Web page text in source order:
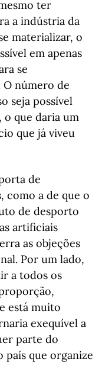
ter
a indústria da
materializar, o
em apenas
se
número de
seja possível
o que daria um
que já viveu
de
como a de que o
de desporto
artificiais
as objeções
Por um lado,
a todos os
está muito
exequível a
parte do
que organize